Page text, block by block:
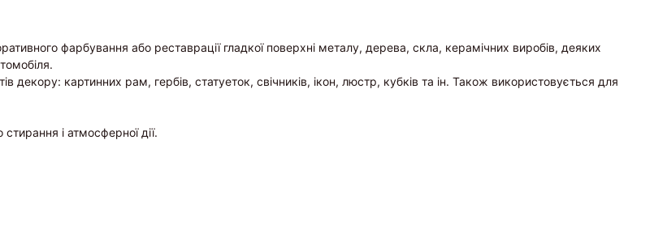
фарбування або реставрації гладкої поверхні металу, дерева, скла, керамічних виробів, деяких
картинних рам, гербів, статуеток, свічників, ікон, люстр, кубків та ін. Також використовується для
і атмосферної дії.